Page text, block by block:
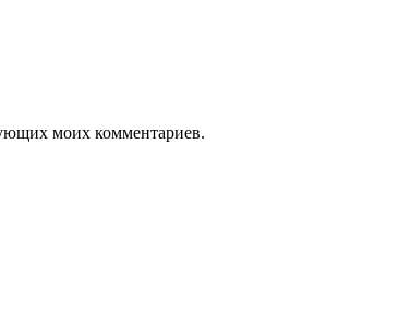
моих комментариев.